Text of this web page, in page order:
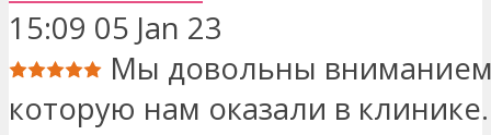
15:09 05 Jan 23
Мы довольны
которую нам оказали в